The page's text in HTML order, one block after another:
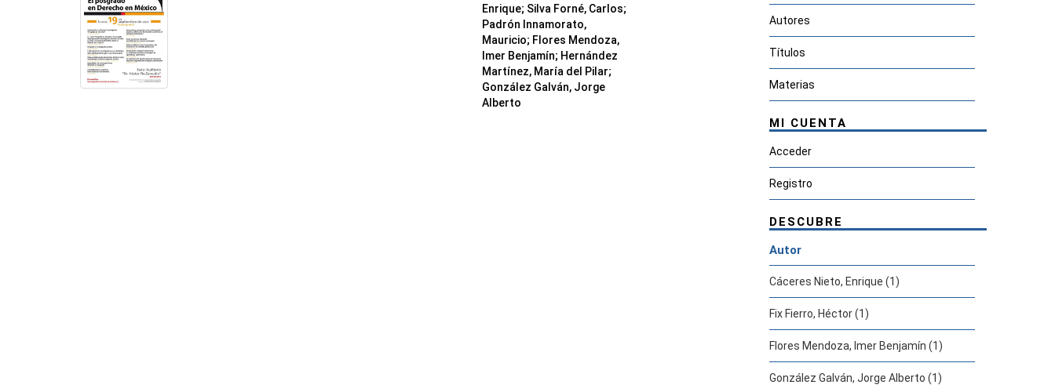
Enrique; Silva Forné, Carlos;
Padrón Innamorato,
Mauricio; Flores Mendoza,
Imer Benjamín; Hernández
Martínez, María del Pilar;
González Galván, Jorge
Alberto
Autores
Títulos
Materias
MI CUENTA
Acceder
Registro
DESCUBRE
Autor
Cáceres Nieto, Enrique (1)
Fix Fierro, Héctor (1)
Flores Mendoza, Imer Benjamín (1)
González Galván, Jorge Alberto (1)